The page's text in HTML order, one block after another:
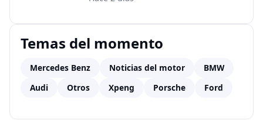
Temas del momento
Mercedes Benz Noticias del motor
BMW
Audi
Otros Xpeng Porsche Ford